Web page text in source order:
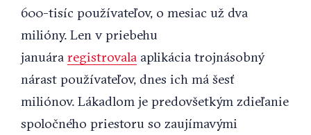
600-tisíc používateľov, o mesiac už dva
milióny. Len v priebehu
januára registrovala aplikácia trojnásobný
nárast používateľov, dnes ich má šesť
miliónov. Lákadlom je predovšetkým zdieľanie
spoločného priestoru so zaujímavými